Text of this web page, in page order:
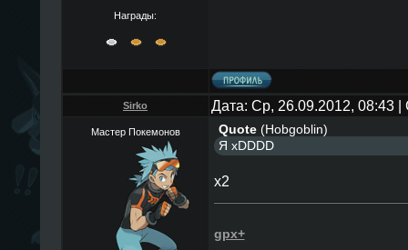
Награды:
Sirko Дата: Ср, 26.09.2012, 08:43
Мастер Покемонов Quote(Hobgoblin)
Я xDDDD
х2
gpx+